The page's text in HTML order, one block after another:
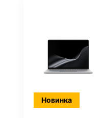
Новинка